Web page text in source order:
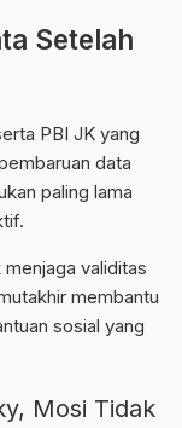
Setelah
PBI JK yang
data
paling lama
validitas
membantu
sosial yang
Mosi Tidak